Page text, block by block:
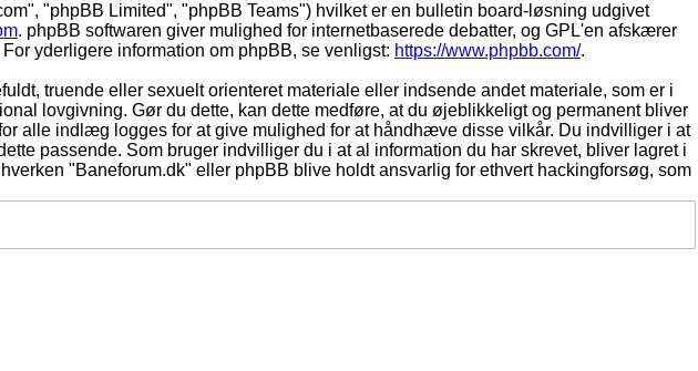
"phpBB Limited", "phpBB Teams") hvilket er en bulletin board-løsning udgivet
. phpBB softwaren giver mulighed for internetbaserede debatter, og GPL'en afskærer
yderligere information om phpBB, se venligst: https://www.phpbb.com/.
truende eller sexuelt orienteret materiale eller indsende andet materiale, som er i
lovgivning. Gør du dette, kan dette medføre, at du øjeblikkeligt og permanent bliver
alle indlæg logges for at give mulighed for at håndhæve disse vilkår. Du indvilliger i at
passende. Som bruger indvilliger du i at al information du har skrevet, bliver lagret i
"Baneforum.dk" eller phpBB blive holdt ansvarlig for ethvert hackingforsøg, som